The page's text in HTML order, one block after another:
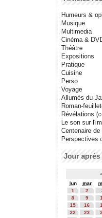
Humeurs &
Musique
Multimedia
Cinéma &
Théâtre
Expositions
Pratique
Cuisine
Perso
Voyage
Allumés du
Roman-
Révélations
Le son sur
Centenaire
Perspectives
Jour après
lun
mar
1
2
8
9
15
16
22
23